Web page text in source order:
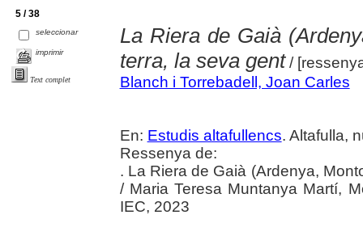
5 / 38
seleccionar
imprimir
Text complet
La Riera de Gaià
terra, la seva gent/
Blanch i Torrebadell, Joan Carles
En: Estudis altafullencs. Altafulla,
Ressenya de:
. La Riera de Gaià (Ardenya,
/ Maria Teresa Muntanya Martí,
IEC, 2023